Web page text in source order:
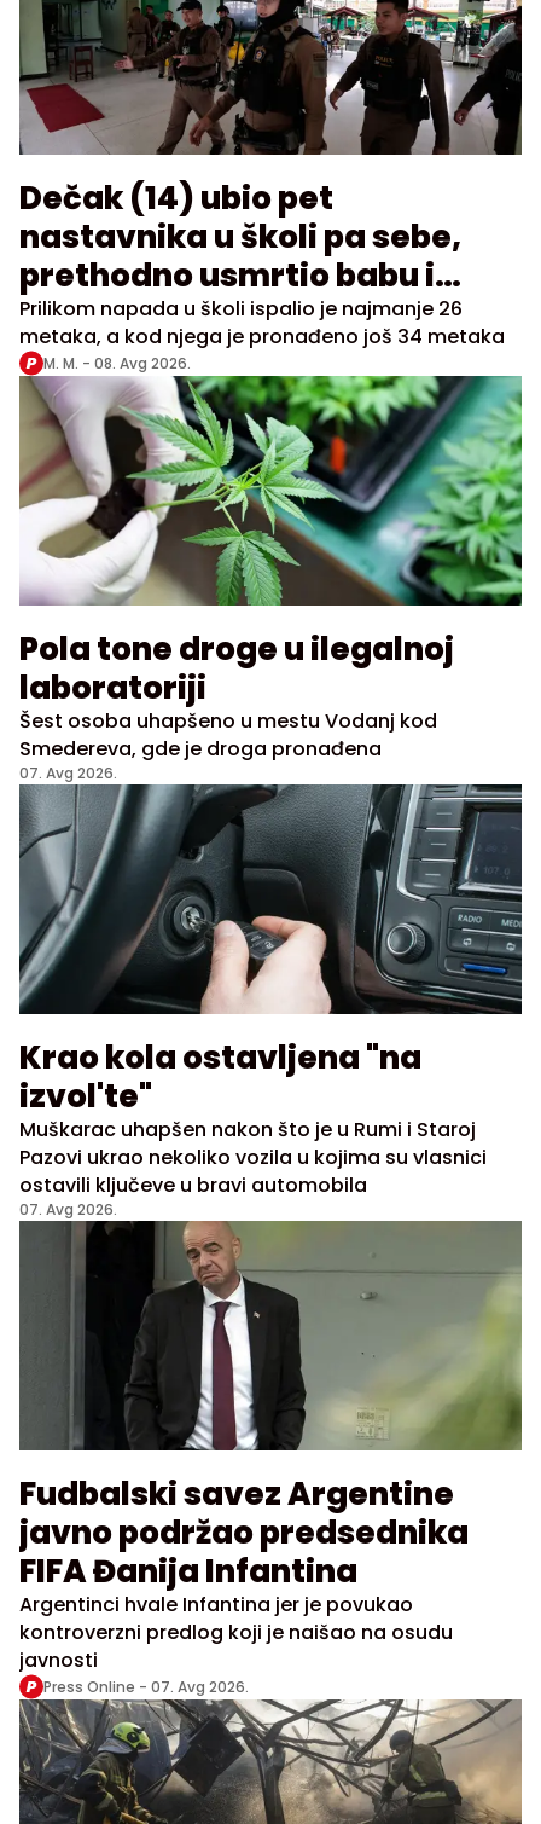
Dečak (14) ubio pet
nastavnika u školi pa sebe,
prethodno usmrtio babu i
dedu
Prilikom napada u školi ispalio je najmanje 26
metaka, a kod njega je pronađeno još 34 metaka
M. M. - 08. Avg 2026.
Pola tone droge u ilegalnoj
laboratoriji
Šest osoba uhapšeno u mestu Vodanj kod
Smedereva, gde je droga pronađena
07. Avg 2026.
Krao kola ostavljena "na
izvol'te"
Muškarac uhapšen nakon što je u Rumi i Staroj
Pazovi ukrao nekoliko vozila u kojima su vlasnici
ostavili ključeve u bravi automobila
07. Avg 2026.
Fudbalski savez Argentine
javno podržao predsednika
FIFA Đanija Infantina
Argentinci hvale Infantina jer je povukao
kontroverzni predlog koji je naišao na osudu
javnosti
Press Online - 07. Avg 2026.